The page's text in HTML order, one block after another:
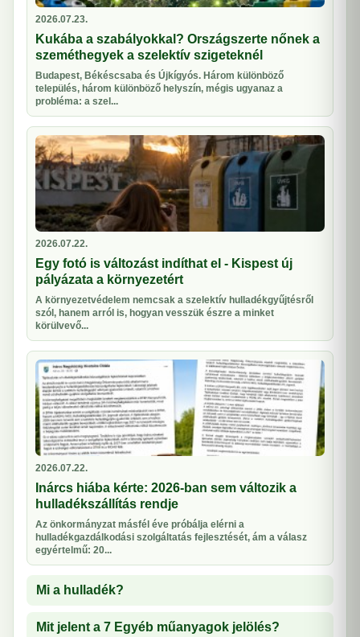
2026.07.23.
Kukába a szabályokkal? Országszerte nőnek a
szeméthegyek a szelektív szigeteknél
Budapest, Békéscsaba és Újkígyós. Három különböző
település, három különböző helyszín, mégis ugyanaz a
probléma: a szel...
2026.07.22.
Egy fotó is változást indíthat el - Kispest új
pályázata a környezetért
A környezetvédelem nemcsak a szelektív hulladékgyűjtésről
szól, hanem arról is, hogyan vesszük észre a minket
körülvevő...
2026.07.22.
Inárcs hiába kérte: 2026-ban sem változik a
hulladékszállítás rendje
Az önkormányzat másfél éve próbálja elérni a
hulladékgazdálkodási szolgáltatás fejlesztését, ám a válasz
egyértelmű: 20...
Mi a hulladék?
Mit jelent a 7 Egyéb műanyagok jelölés?